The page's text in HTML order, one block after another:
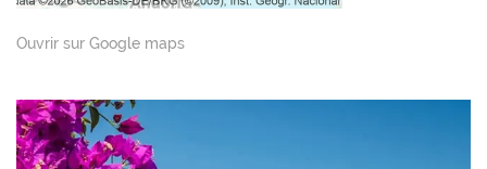
Ouvrir sur Google maps